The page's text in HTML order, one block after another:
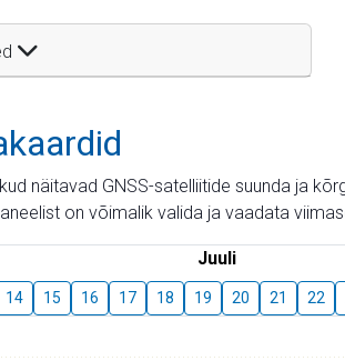
näitavad GNSS-satelliitide suunda ja
on võimalik valida ja vaadata
Juuli
14 15 16 17 18 19 20 21 22